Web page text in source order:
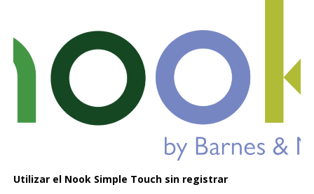
Utilizar el Nook Simple Touch sin registrar